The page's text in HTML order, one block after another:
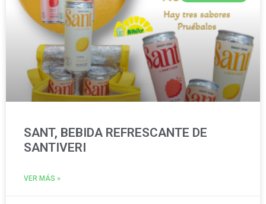
SANT, BEBIDA REFRESCANTE DE
SANTIVERI
VER MÁS »